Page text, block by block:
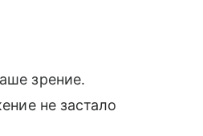
зрение.
не застало